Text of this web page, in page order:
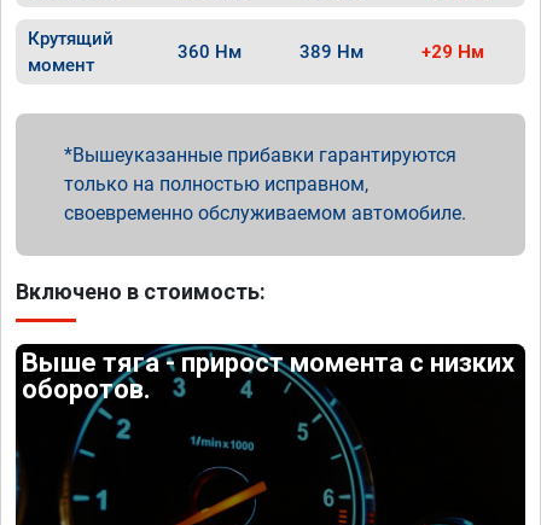
Крутящий
момент
360 Нм 389 Нм +29 Нм
Вышеуказанные прибавки гарантируются
только на полностью исправном,
своевременно обслуживаемом автомобиле.
Включено в стоимость:
Выше тяга - прирост момента с низких
оборотов.